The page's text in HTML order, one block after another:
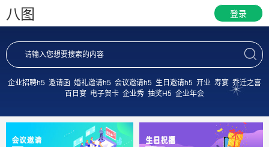
八图 登录
企业招聘h5 邀请函 婚礼邀请h5 会议邀请h5 生日邀请h5 开业 寿宴 乔迁之喜
百日宴 电子贺卡 企业秀 抽奖H5 企业年会